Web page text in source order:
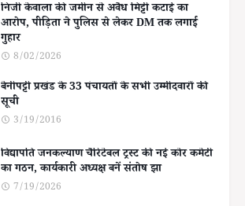
निजी केवाला की जमीन से अवैध मिट्टी कटाई का
आरोप, पीड़िता ने पुलिस से लेकर DM तक लगाई
गुहार
8/02/2026
बेनीपट्टी प्रखंड के 33 पंचायतों के सभी उम्मीदवारों की
सूची
3/19/2016
विद्यापति जनकल्याण चैरिटेबल ट्रस्ट की नई कोर कमेटी
का गठन, कार्यकारी अध्यक्ष बनें संतोष झा
7/19/2026